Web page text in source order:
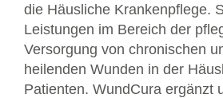
die Häusliche Krankenpflege.
Leistungen im Bereich der
Versorgung von chronischen
heilenden Wunden in der
Patienten. WundCura ergänzt